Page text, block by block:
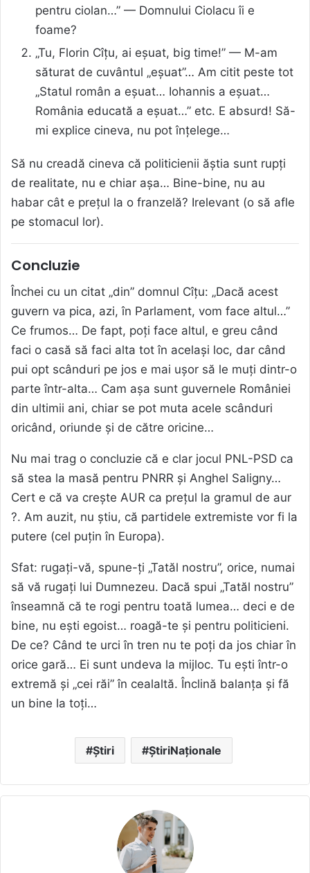
pentru ciolan…” — Domnului Ciolacu îi e
foame?
„Tu, Florin Cîțu, ai eșuat, big time!” — M-am
săturat de cuvântul „eșuat”… Am citit peste tot
„Statul român a eșuat… Iohannis a eșuat…
România educată a eșuat…” etc. E absurd! Să-
mi explice cineva, nu pot înțelege…
Să nu creadă cineva că politicienii ăștia sunt rupți
de realitate, nu e chiar așa… Bine-bine, nu au
habar cât e prețul la o franzelă? Irelevant (o să afle
pe stomacul lor).
Concluzie
Închei cu un citat „din” domnul Cîțu: „Dacă acest
guvern va pica, azi, în Parlament, vom face altul…”
Ce frumos… De fapt, poți face altul, e greu când
faci o casă să faci alta tot în același loc, dar când
pui opt scânduri pe jos e mai ușor să le muți dintr-o
parte într-alta… Cam așa sunt guvernele României
din ultimii ani, chiar se pot muta acele scânduri
oricând, oriunde și de către oricine…
Nu mai trag o concluzie că e clar jocul PNL-PSD ca
să stea la masă pentru PNRR și Anghel Saligny…
Cert e că va crește AUR ca prețul la gramul de aur
?. Am auzit, nu știu, că partidele extremiste vor fi la
putere (cel puțin în Europa).
Sfat: rugați-vă, spune-ți „Tatăl nostru”, orice, numai
să vă rugați lui Dumnezeu. Dacă spui „Tatăl nostru”
înseamnă că te rogi pentru toată lumea… deci e de
bine, nu ești egoist… roagă-te și pentru politicieni.
De ce? Când te urci în tren nu te poți da jos chiar în
orice gară… Ei sunt undeva la mijloc. Tu ești într-o
extremă și „cei răi” în cealaltă. Înclină balanța și fă
un bine la toți…
Știri ȘtiriNaționale